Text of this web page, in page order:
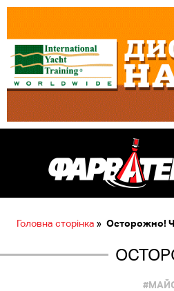
Головна сторінка » Осторожно!